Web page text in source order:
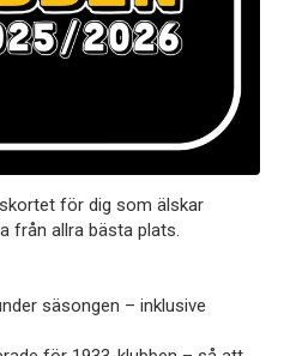
för dig som älskar
från allra bästa plats.
säsongen – inklusive